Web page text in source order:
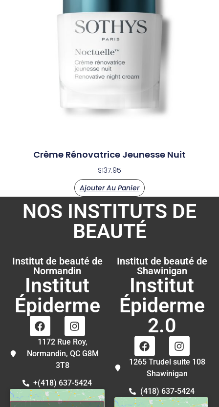
Crème Rénovatrice Jeunesse Nuit
$137.95
Ajouter Au Panier
NOS INSTITUTS DE
BEAUTÉ
Institut de beauté de
Normandin
Institut
Épiderme
1172 Rue Roy,
Normandin, QC G8M
3T8
+(418) 637-5424
Institut de beauté de
Shawinigan
Institut
Épiderme
2.0
1265 Trudel suite 108
Shawinigan
(418) 637-5424